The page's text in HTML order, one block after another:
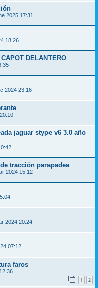
2025 17:31
18:26
DELANTERO
2024 23:16
jaguar stype v6 3.0 año
tracción parapadea
2024 15:12
2024 20:24
07:12
faros
1 2